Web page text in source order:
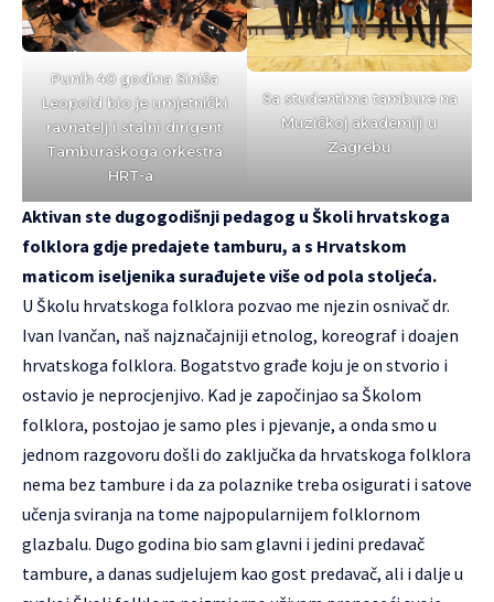
Punih 40 godina Siniša
Leopold bio je umjetnički
ravnatelj i stalni dirigent
Tamburaškoga orkestra
HRT-a
Sa studentima tambure na
Muzičkoj akademiji u
Zagrebu
Aktivan ste dugogodišnji pedagog u Školi hrvatskoga
folklora gdje predajete tamburu, a s Hrvatskom
maticom iseljenika surađujete više od pola stoljeća.
U Školu hrvatskoga folklora pozvao me njezin osnivač dr.
Ivan Ivančan, naš najznačajniji etnolog, koreograf i doajen
hrvatskoga folklora. Bogatstvo građe koju je on stvorio i
ostavio je neprocjenjivo. Kad je započinjao sa Školom
folklora, postojao je samo ples i pjevanje, a onda smo u
jednom razgovoru došli do zaključka da hrvatskoga folklora
nema bez tambure i da za polaznike treba osigurati i satove
učenja sviranja na tome najpopularnijem folklornom
glazbalu. Dugo godina bio sam glavni i jedini predavač
tambure, a danas sudjelujem kao gost predavač, ali i dalje u